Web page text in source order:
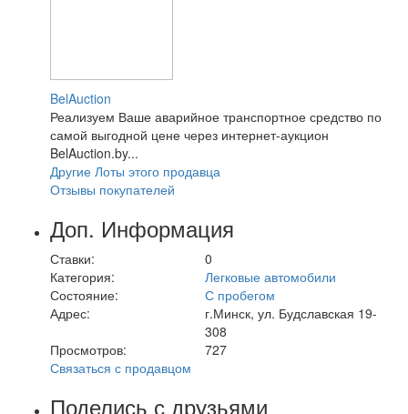
BelAuction
Реализуем Ваше аварийное транспортное средство по
самой выгодной цене через интернет-аукцион
BelAuction.by...
Другие Лоты этого продавца
Отзывы покупателей
Доп. Информация
Ставки:
0
Категория:
Легковые автомобили
Состояние:
С пробегом
Адрес:
г.Минск, ул. Будславская 19-
308
Просмотров:
727
Связаться с продавцом
Поделись с друзьями